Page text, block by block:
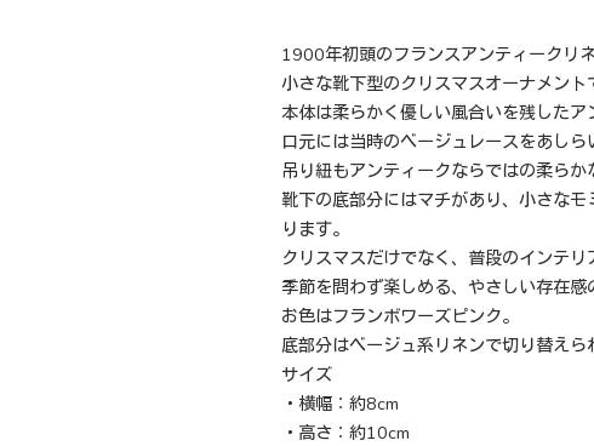
1900年初頭のフランスアンティークリ
小さな靴下型のクリスマスオーナメント
本体は柔らかく優しい風合いを残したア
口元には当時のベージュレースをあし
吊り紐もアンティークならではの柔らか
靴下の底部分にはマチがあり、小さな
ります。
クリスマスだけでなく、普段のインテ
季節を問わず楽しめる、やさしい存在感
お色はフランボワーズピンク。
底部分はベージュ系リネンで切り替え
サイズ
・横幅：約8cm
・高さ：約10cm